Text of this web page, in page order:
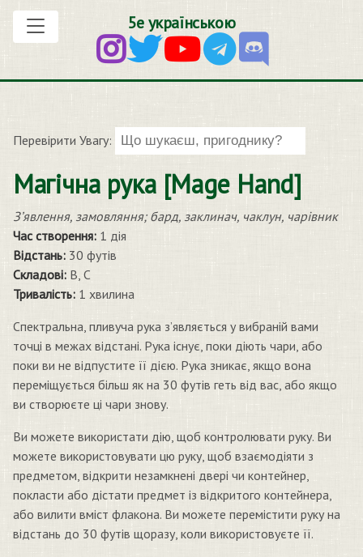
5е українською
Перевірити Увагу:
Магічна рука [Mage Hand]
З’явлення, замовляння; бард, заклинач, чаклун, чарівник
Час створення: 1 дія
Відстань: 30 футів
Складові: В, С
Тривалість: 1 хвилина
Спектральна, пливуча рука з’являється у вибраній вами
точці в межах відстані. Рука існує, поки діють чари, або
поки ви не відпустите її дією. Рука зникає, якщо вона
переміщується більш як на 30 футів геть від вас, або якщо
ви створюєте ці чари знову.
Ви можете використати дію, щоб контролювати руку. Ви
можете використовувати цю руку, щоб взаємодіяти з
предметом, відкрити незамкнені двері чи контейнер,
покласти або дістати предмет із відкритого контейнера,
або вилити вміст флакона. Ви можете перемістити руку на
відстань до 30 футів щоразу, коли використовуєте її.